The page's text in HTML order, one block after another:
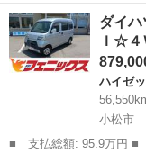
名： ダイハツ ■ 車種
ケージ ＳＡＩＩＩ 純正
ＶＤ） ＵＳ...
石川 小松市 ブー
ダイハ
Ｉ☆
ハイゼ
小松市
■ 支払総額: 95.9万円 ■ 車両本体価格： 879,000 円 ■ メーカー